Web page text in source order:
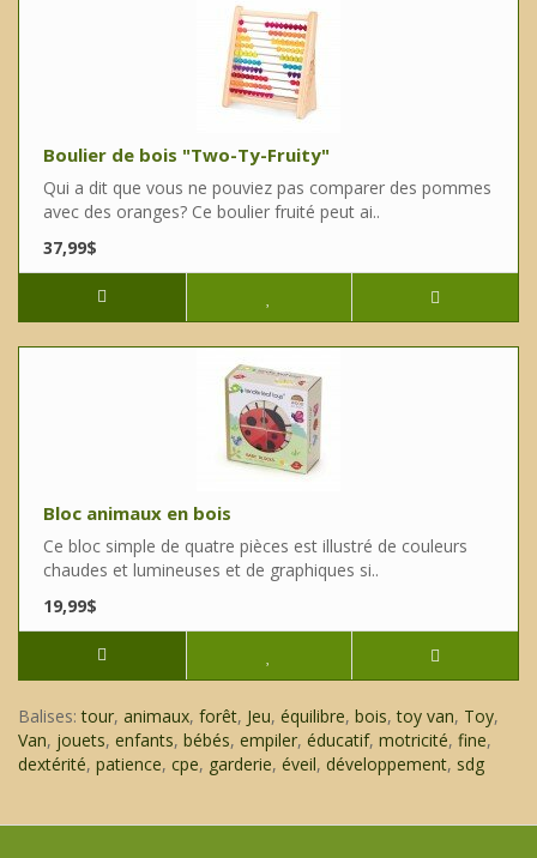
Boulier de bois "Two-Ty-Fruity"
Qui a dit que vous ne pouviez pas comparer des pommes
avec des oranges? Ce boulier fruité peut ai..
37,99$
Bloc animaux en bois
Ce bloc simple de quatre pièces est illustré de couleurs
chaudes et lumineuses et de graphiques si..
19,99$
Balises:tour, animaux, forêt, Jeu, équilibre, bois,toy van, Toy,
Van, jouets, enfants, bébés, empiler, éducatif, motricité, fine,
dextérité, patience, cpe, garderie, éveil, développement, sdg